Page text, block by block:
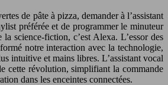
de pâte à pizza, demander à l’assistant
préférée et de programmer le minuteur
science-fiction, c’est Alexa. L’essor des
notre interaction avec la technologie,
intuitive et mains libres. L’assistant vocal
cette révolution, simplifiant la commande
dans les enceintes connectées.